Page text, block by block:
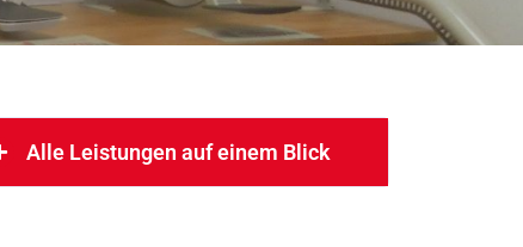
Alle Leistungen auf einem Blick